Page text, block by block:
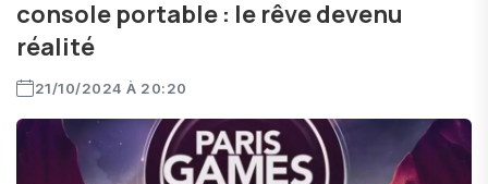
console portable : le rêve devenu
réalité
21/10/2024 À 20:20